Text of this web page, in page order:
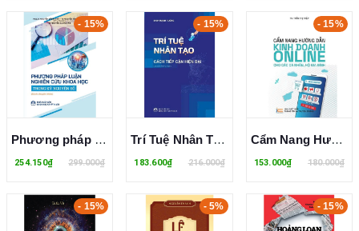
- 15%
Phương pháp luận nghiên cứu khoa học trong kỷ nguyên số - Nguyễn Đăng Tính; Nguyễn Trịnh Chung (đồng chủ biên)
254.150₫ 299.000₫
- 15%
Trí Tuệ Nhân Tạo – Cách Tiếp Cận Hiện Đại - Đinh Mạnh Tường
183.600₫ 216.000₫
- 15%
Cẩm Nang Hướng Dẫn Kinh Doanh Online Cho Các Cá Nhân, Hộ Gia Đình - TS. Trần Thị Thập
153.000₫ 180.000₫
- 15% - 5% - 15%